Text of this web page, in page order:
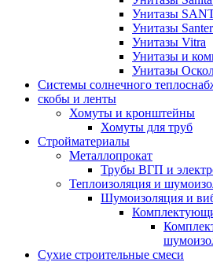
Унитазы
Унитазы
Унитазы Vitra
Унитазы и
Унитазы
Системы солнечного
скобы и ленты
Хомуты и кронштейны
Хомуты для труб
Стройматериалы
Металлопрокат
Трубы ВГП и
Теплоизоляция и
Шумоизоляция и
Сухие строительные смеси